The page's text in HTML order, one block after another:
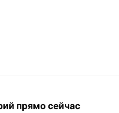
прямо сейчас